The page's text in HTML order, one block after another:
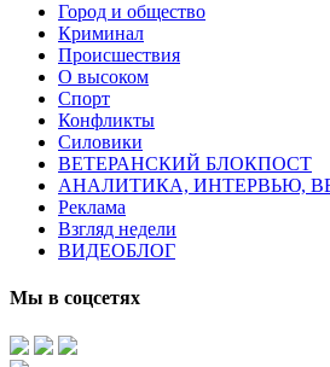
Город и общество
Криминал
Происшествия
О высоком
Спорт
Конфликты
Силовики
ВЕТЕРАНСКИЙ БЛОКПОСТ
АНАЛИТИКА, ИНТЕРВЬЮ,
Реклама
Взгляд недели
ВИДЕОБЛОГ
Мы в соцсетях